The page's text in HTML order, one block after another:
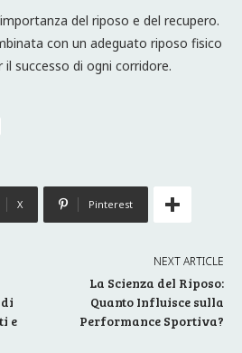
del riposo e del recupero.
con un adeguato riposo fisico
successo di ogni corridore.
X Pinterest
e
NEXT ARTICLE
La Scienza del Riposo:
Quanto Influisce sulla
Performance Sportiva?